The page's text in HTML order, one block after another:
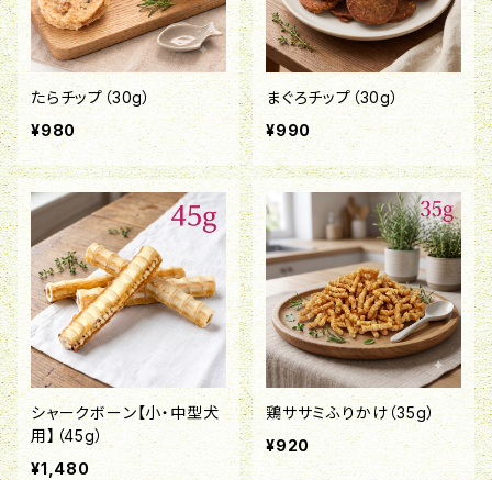
たらチップ（30g）
¥980
まぐろチップ（30g）
¥990
シャークボーン【小・中型犬
用】（45g）
¥1,480
鶏ササミふりかけ（35g）
¥920